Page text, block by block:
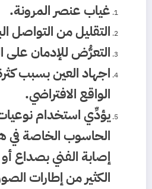
غياب عنصر المرونة.
التقليل من التواصل
التعرُّض للإدمان على
اجهاد العين بسبب
الواقع الافتراضي.
يؤدِّي استخدام
الحاسوب الخاصة في
إصابة الفني بصداع
الكثير من إطارات